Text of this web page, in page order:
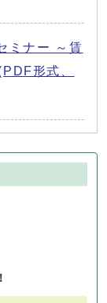
ミナー ～賃
形式、